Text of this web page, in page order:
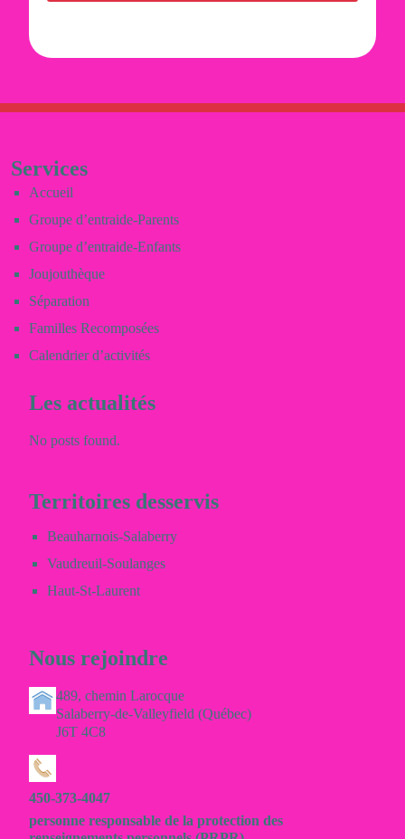
Services
Accueil
Groupe d’entraide-Parents
Groupe d’entraide-Enfants
Joujouthèque
Séparation
Familles Recomposées
Calendrier d’activités
Les actualités
No posts found.
Territoires desservis
Beauharnois-Salaberry
Vaudreuil-Soulanges
Haut-St-Laurent
Nous rejoindre
489, chemin Larocque
Salaberry-de-Valleyfield (Québec)
J6T 4C8
450-373-4047
personne responsable de la protection des